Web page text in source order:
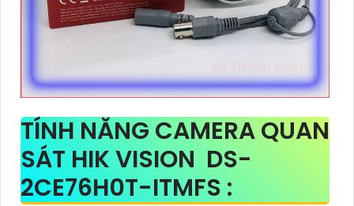
TÍNH NĂNG CAMERA QUAN
SÁT HIK VISION DS-
2CE76H0T-ITMFS :